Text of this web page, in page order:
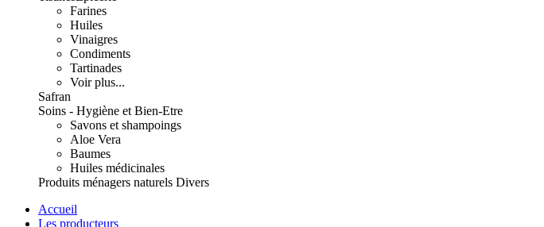
Farines
Huiles
Vinaigres
Condiments
Tartinades
Voir plus...
Safran
Soins - Hygiène et Bien-Etre
Savons et shampoings
Aloe Vera
Baumes
Huiles médicinales
Produits ménagers naturels Divers
Accueil
Les producteurs